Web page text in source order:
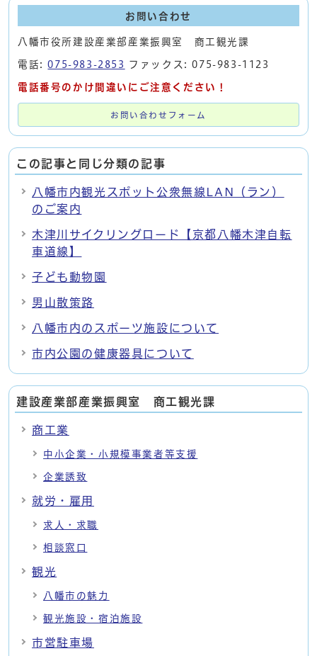
お問い合わせ
八幡市役所建設産業部産業振興室 商工観光課
電話:075-983-2853 ファックス: 075-983-1123
電話番号のかけ間違いにご注意ください！
お問い合わせフォーム
この記事と同じ分類の記事
八幡市内観光スポット公衆無線LAN（ラン）
のご案内
木津川サイクリングロード【京都八幡木津自転
車道線】
子ども動物園
男山散策路
八幡市内のスポーツ施設について
市内公園の健康器具について
建設産業部産業振興室 商工観光課
商工業
中小企業・小規模事業者等支援
企業誘致
就労・雇用
求人・求職
相談窓口
観光
八幡市の魅力
観光施設・宿泊施設
市営駐車場